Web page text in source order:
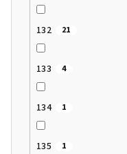
132 21
133 4
134 1
135 1